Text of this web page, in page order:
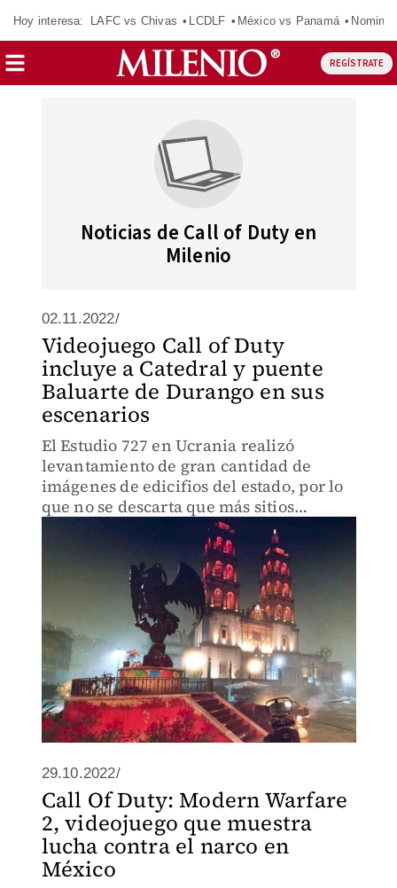
Hoy interesa: LAFC vs Chivas LCDLF México vs Panamá
REGÍSTRATE
Noticias de Call of Duty en
Milenio
02.11.2022/
Videojuego Call of Duty
incluye a Catedral y puente
Baluarte de Durango en sus
escenarios
El Estudio 727 en Ucrania realizó
levantamiento de gran cantidad de
imágenes de edicifios del estado, por lo
que no se descarta que más sitios
29.10.2022/
Call Of Duty: Modern Warfare
2, videojuego que muestra
lucha contra el narco en
México